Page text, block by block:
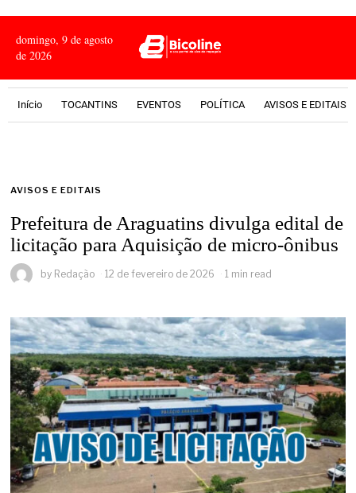
domingo, 9 de agosto
de 2026
Início TOCANTINS EVENTOS POLÍTICA AVISOS E EDITAIS
AVISOS E EDITAIS
Prefeitura de Araguatins divulga edital de
licitação para Aquisição de micro-ônibus
by Redação 12 de fevereiro de 2026 1 min read